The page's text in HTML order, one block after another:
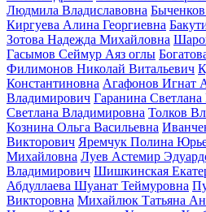
Людмила Владиславовна
Киргуева Алина Георгиевна
Зотова Надежда Михайловна
Гасымов Сеймур Аяз оглы
Филимонов Николай Витальевич
Константиновна Агафонов Игнат
Владимирович Гаранина
Светлана Владимировна Толков
Кознина Ольга Васильевна
Викторович Яремчук Полина
Михайловна Луев Астемир
Владимирович Шишкинская
Абдуллаева Шуанат Теймуровна
Викторовна Михайлюк Татьяна